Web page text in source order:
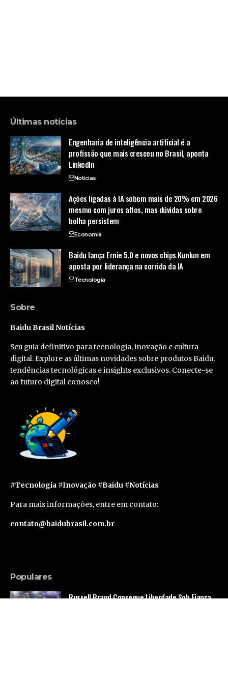
Últimas notícias
Engenharia de inteligência artificial é a
profissão que mais cresceu no Brasil, aponta
LinkedIn
Notícias
Ações ligadas à IA sobem mais de 20% em 2026
mesmo com juros altos, mas dúvidas sobre
bolha persistem
Economia
Baidu lança Ernie 5.0 e novos chips Kunlun em
aposta por liderança na corrida da IA
Tecnologia
Sobre
Baidu Brasil Notícias
Seu guia definitivo para tecnologia, inovação e cultura
digital. Explore as últimas novidades sobre produtos Baidu,
tendências tecnológicas e insights exclusivos. Conecte-se
ao futuro digital conosco!
#Tecnologia #Inovação #Baidu #Notícias
Para mais informações, entre em contato:
contato@baidubrasil.com.br
Populares
Russell Brand Consegue Liberdade Sob Fiança